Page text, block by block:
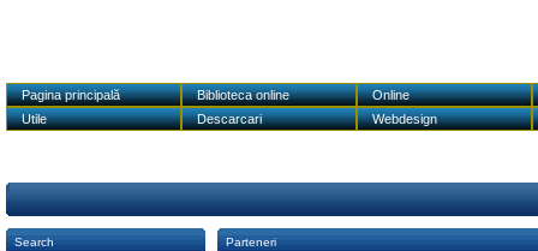
Pagina principală Biblioteca online
Online
Utile
Descarcari Webdesign
Search Parteneri